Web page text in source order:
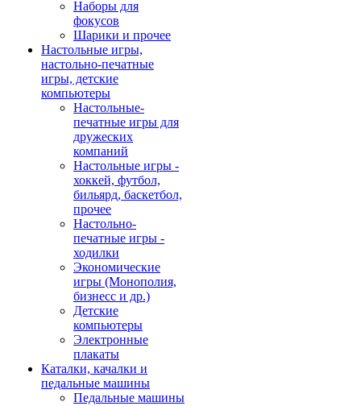
Наборы для
фокусов
Шарики и прочее
Настольные игры,
настольно-печатные
игры, детские
компьютеры
Настольные-
печатные игры для
дружеских
компаний
Настольные игры -
хоккей, футбол,
бильярд, баскетбол,
прочее
Настольно-
печатные игры -
ходилки
Экономические
игры (Монополия,
бизнесс и др.)
Детские
компьютеры
Электронные
плакаты
Каталки, качалки и
педальные машины
Педальные машины